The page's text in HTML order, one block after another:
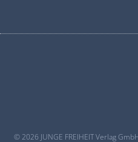
© 2026 JUNGE FREIHEIT Verlag